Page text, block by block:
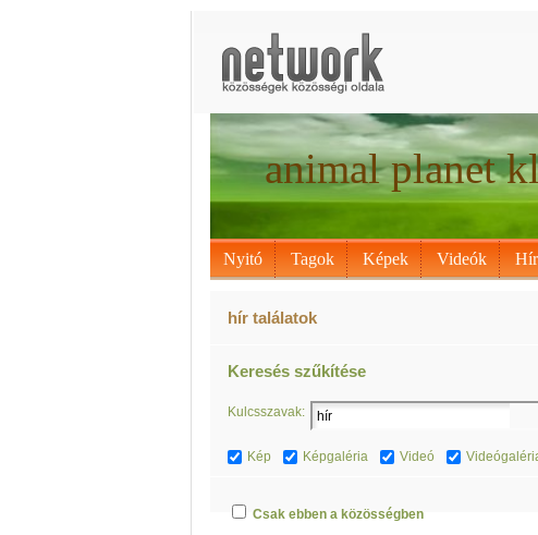
animal planet
Nyitó Tagok Képek Videók
hír találatok
Keresés szűkítése
Kulcsszavak:
Kép Képgaléria Videó
Csak ebben a közösségben